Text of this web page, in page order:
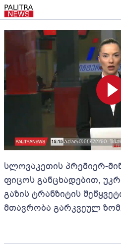
სლოვაკეთის პრემიერ-
ფიცოს განცხადებით,
გაზის ტრანზიტის
მთავრობა გარკვეულ